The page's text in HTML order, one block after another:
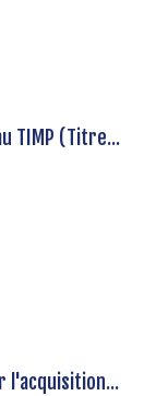
TIMP (Titre...
l'acquisition...